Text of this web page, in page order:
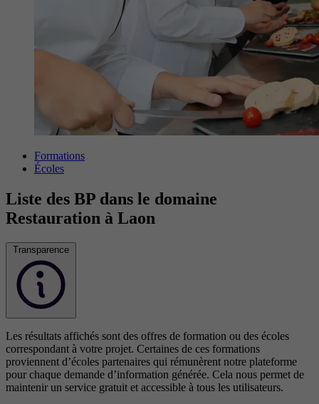
Formations
Écoles
Liste des BP dans le domaine
Restauration à Laon
Transparence
Les résultats affichés sont des offres de formation ou des écoles
correspondant à votre projet. Certaines de ces formations
proviennent d’écoles partenaires qui rémunèrent notre plateforme
pour chaque demande d’information générée. Cela nous permet de
maintenir un service gratuit et accessible à tous les utilisateurs.